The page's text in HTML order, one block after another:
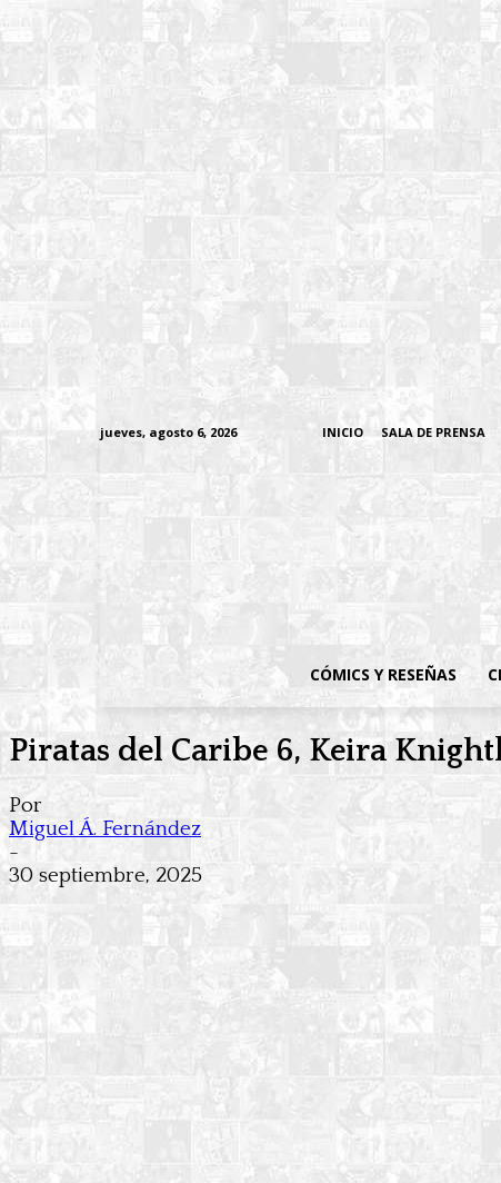
jueves, agosto 6, 2026 INICIO SALA DE PRENSA
CÓMICS Y RESEÑAS
Piratas del Caribe 6, Keira
Por
Miguel Á. Fernández
-
30 septiembre, 2025